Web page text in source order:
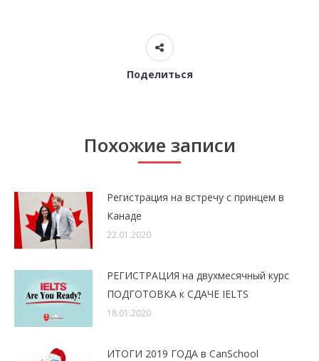
Поделиться
Похожие записи
Регистрация на встречу с принцем в
Канаде
22.01.2020
РЕГИСТРАЦИЯ на двухмесячный курс
ПОДГОТОВКА к СДАЧЕ IELTS
18.01.2020
ИТОГИ 2019 ГОДА в CanSchool